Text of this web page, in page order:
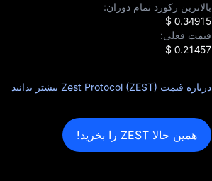
بالاترین رکورد تمام دوران:
$ 0.34915
قیمت فعلی:
$ 0.21457
درباره قیمت Zest Protocol (ZEST) بیشتر بدانید
همین حالا ZEST را بخرید!